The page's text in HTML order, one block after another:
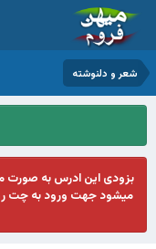
شعر و دلنوشته
بزودی این ادرس به صورت
میشود جهت ورود به چت